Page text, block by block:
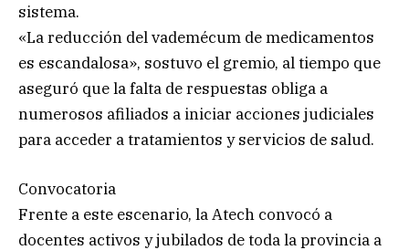
sistema.
«La reducción del vademécum de medicamentos
es escandalosa», sostuvo el gremio, al tiempo que
aseguró que la falta de respuestas obliga a
numerosos afiliados a iniciar acciones judiciales
para acceder a tratamientos y servicios de salud.
Convocatoria
Frente a este escenario, la Atech convocó a
docentes activos y jubilados de toda la provincia a